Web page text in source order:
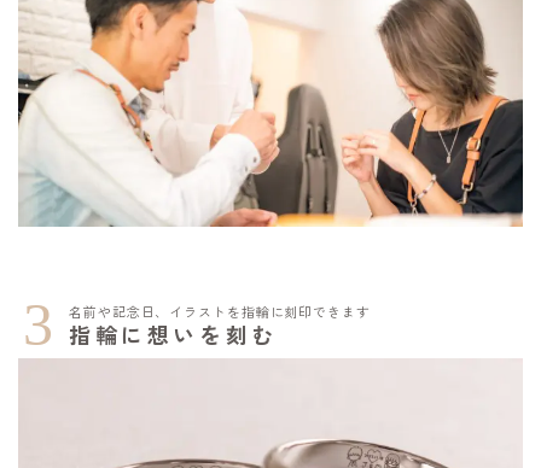
3 名前や記念日、イラストを指輪に刻印できます
指輪に想いを刻む